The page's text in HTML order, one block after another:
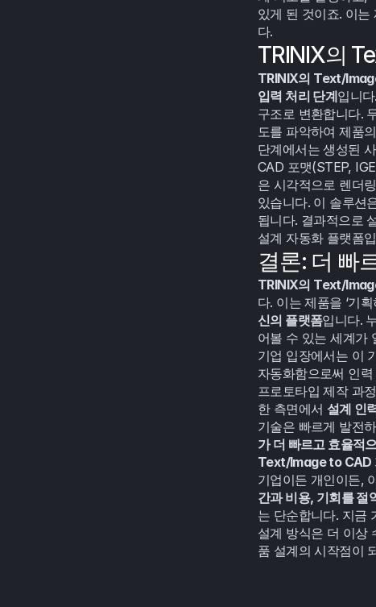
있게 된 것이죠. 이
다.
TRINIX의
TRINIX의 Text/
입력 처리 단계입니
구조로 변환합니다.
도를 파악하여 제품
단계에서는 생성된
CAD 포맷(STEP,
은 시각적으로 렌더
있습니다. 이 솔루션
됩니다. 결과적으로
설계 자동화 플랫폼
결론: 더 빠
TRINIX의 Text/
다. 이는 제품을 ‘기
신의 플랫폼입니다.
어볼 수 있는 세계가
기업 입장에서는 이
자동화함으로써 인
프로토타입 제작 과
한 측면에서 설계 인
기술은 빠르게 발전
가 더 빠르고 효율적
Text/Image to CAD
기업이든 개인이든,
간과 비용, 기회를 절
는 단순합니다. 지금
설계 방식은 더 이상
품 설계의 시작점이